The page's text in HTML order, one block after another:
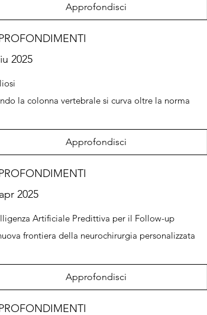
Approfondisci
la colonna vertebrale si curva oltre la norma
2025
Approfondisci
Artificiale Predittiva per il Follow-up
frontiera della neurochirurgia personalizzata
2025
Approfondisci